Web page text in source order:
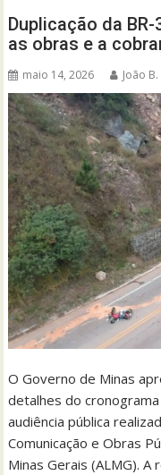
Duplicação da
as obras e a
maio 14, 2026 João
O Governo de Minas
detalhes do
audiência pública
Comunicação e Obras
Minas Gerais (ALMG).